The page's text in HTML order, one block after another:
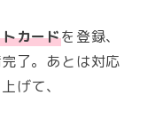
カードを登録、
了。あとは対応
げて、